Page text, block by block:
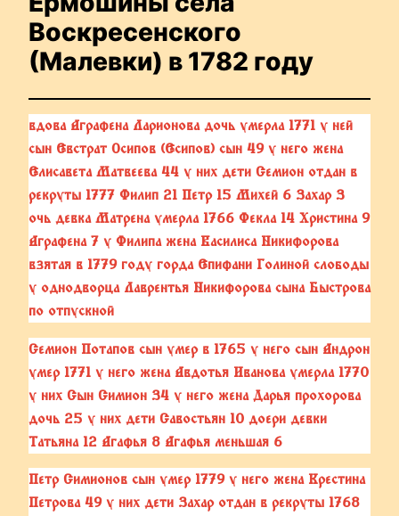
Воскресенского
(Малевки) в 1782 году
вдова Аграфена Ларионова дочь умерла 1771 у ней
сын Евстрат Осипов (Есипов) сын 49 у него жена
Елисавета Матвеева 44 у них дети Семион отдан в
рекруты 1777 Филип 21 Петр 15 Михей 6 Захар 3
очь девка Матрена умерла 1766 Фекла 14 Христина 9
Аграфена 7 у Филипа жена Василиса Никифорова
взятая в 1779 году горда Епифани Голиной слободы
у однодворца Лаврентья Никифорова сына Быстрова
по отпускной
Семион Потапов сын умер в 1765 у него сын Андрон
умер 1771 у него жена Авдотья Иванова умерла 1770
у них Сын Симион 34 у него жена Дарья прохорова
дочь 25 у них дети Савостьян 10 доери девки
Татьяна 12 Агафья 8 Агафья меньшая 6
Петр Симионов сын умер 1779 у него жена Крестина
Петрова 49 у них дети Захар отдан в рекруты 1768